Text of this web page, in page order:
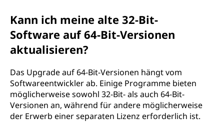
Kann ich meine alte 32-Bit-
Software auf 64-Bit-Versionen
aktualisieren?
Das Upgrade auf 64-Bit-Versionen hängt vom
Softwareentwickler ab. Einige Programme bieten
möglicherweise sowohl 32-Bit- als auch 64-Bit-
Versionen an, während für andere möglicherweise
der Erwerb einer separaten Lizenz erforderlich ist.